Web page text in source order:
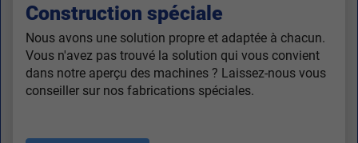
Construction spéciale
Nous avons une solution propre et adaptée à chacun.
Vous n'avez pas trouvé la solution qui vous convient
dans notre aperçu des machines ? Laissez-nous vous
conseiller sur nos fabrications spéciales.